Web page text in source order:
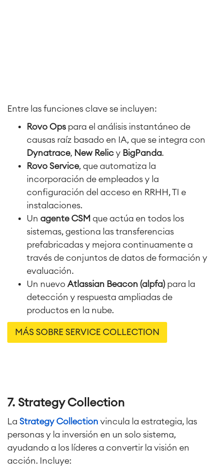
Atlassian Backup & Restore
Entre las funciones clave se incluyen:
Rovo Ops para el análisis instantáneo de
causas raíz basado en IA, que se integra con
Dynatrace, New Relic y BigPanda.
Rovo Service, que automatiza la
incorporación de empleados y la
configuración del acceso en RRHH, TI e
instalaciones.
Un agente CSM que actúa en todos los
sistemas, gestiona las transferencias
prefabricadas y mejora continuamente a
través de conjuntos de datos de formación y
evaluación.
Un nuevo Atlassian Beacon (alpfa) para la
detección y respuesta ampliadas de
productos en la nube.
MÁS SOBRE SERVICE COLLECTION
7. Strategy Collection
La Strategy Collection vincula la estrategia, las
personas y la inversión en un solo sistema,
ayudando a los líderes a convertir la visión en
acción. Incluye: